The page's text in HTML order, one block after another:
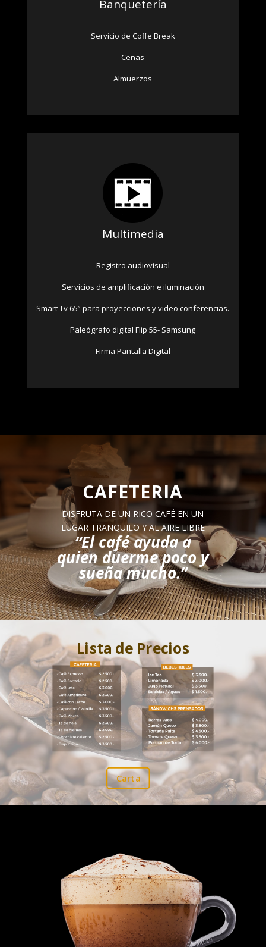
Banquetería
Servicio de Coffe Break
Cenas
Almuerzos
Multimedia
Registro audiovisual
Servicios de amplificación e iluminación
Smart Tv 65” para proyecciones y video conferencias.
Paleógrafo digital Flip 55- Samsung
Firma Pantalla Digital
CAFETERIA
DISFRUTA DE UN RICO CAFÉ EN UN
LUGAR TRANQUILO Y AL AIRE LIBRE
“El café ayuda a
quienduerme pocoy
sueña mucho.”
Lista de Precios
Carta